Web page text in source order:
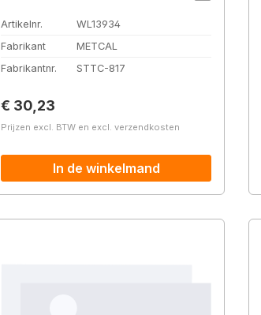
Artikelnr.
WL13934
Fabrikant
METCAL
Fabrikantnr.
STTC-817
Normale prijs:
€ 30,23
Prijzen excl. BTW en excl. verzendkosten
In de winkelmand